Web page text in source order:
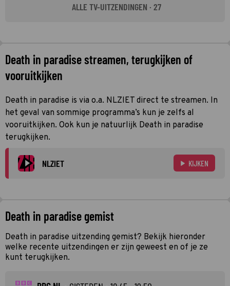
ALLE TV-UITZENDINGEN · 27
Death in paradise streamen, terugkijken of
vooruitkijken
Death in paradise is via o.a. NLZIET direct te streamen. In
het geval van sommige programma’s kun je zelfs al
vooruitkijken. Ook kun je natuurlijk Death in paradise
terugkijken.
NLZIET KIJKEN
Death in paradise gemist
Death in paradise uitzending gemist? Bekijk hieronder
welke recente uitzendingen er zijn geweest en of je ze
kunt terugkijken.